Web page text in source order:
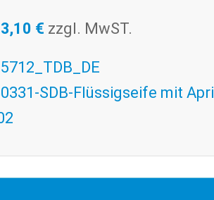
€ zzgl. MwST.
SDB-Flüssigseife mit